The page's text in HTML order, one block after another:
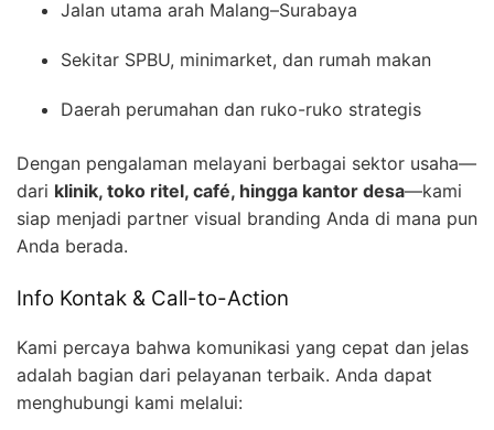
Jalan utama arah Malang–Surabaya
Sekitar SPBU, minimarket, dan rumah makan
Daerah perumahan dan ruko-ruko strategis
Dengan pengalaman melayani berbagai sektor usaha—
dari klinik, toko ritel, café, hingga kantor desa—kami
siap menjadi partner visual branding Anda di mana pun
Anda berada.
Info Kontak & Call-to-Action
Kami percaya bahwa komunikasi yang cepat dan jelas
adalah bagian dari pelayanan terbaik. Anda dapat
menghubungi kami melalui: